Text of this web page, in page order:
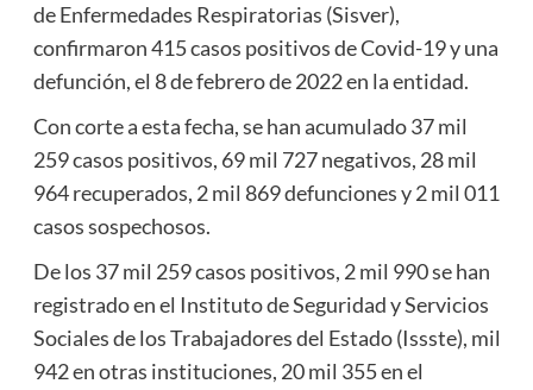
de Enfermedades Respiratorias (Sisver),
confirmaron 415 casos positivos de Covid-19 y una
defunción, el 8 de febrero de 2022 en la entidad.
Con corte a esta fecha, se han acumulado 37 mil
259 casos positivos, 69 mil 727 negativos, 28 mil
964 recuperados, 2 mil 869 defunciones y 2 mil 011
casos sospechosos.
De los 37 mil 259 casos positivos, 2 mil 990 se han
registrado en el Instituto de Seguridad y Servicios
Sociales de los Trabajadores del Estado (Issste), mil
942 en otras instituciones, 20 mil 355 en el